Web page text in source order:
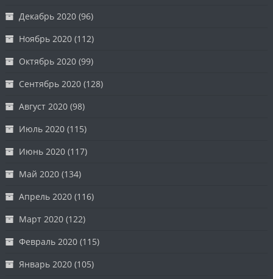
Декабрь 2020 (96)
Ноябрь 2020 (112)
Октябрь 2020 (99)
Сентябрь 2020 (128)
Август 2020 (98)
Июль 2020 (115)
Июнь 2020 (117)
Май 2020 (134)
Апрель 2020 (116)
Март 2020 (122)
Февраль 2020 (115)
Январь 2020 (105)